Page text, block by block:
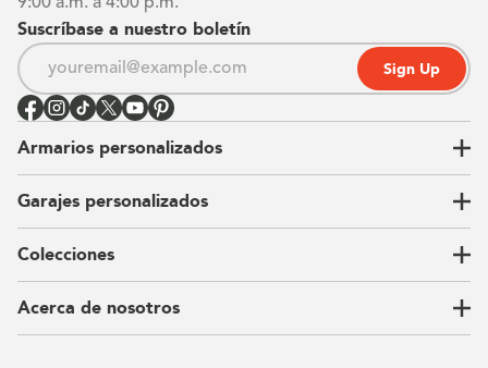
Suscríbase a nuestro boletín
Sign Up
Armarios personalizados
Vestidores
Armarios de pared
Guardarropas
Armarios para niños
Garajes personalizados
Nuestra historia
Our Process
Carta del CEO
Sostenibilidad
Colecciones
Ubicaciones
Contacto
Acerca de nosotros